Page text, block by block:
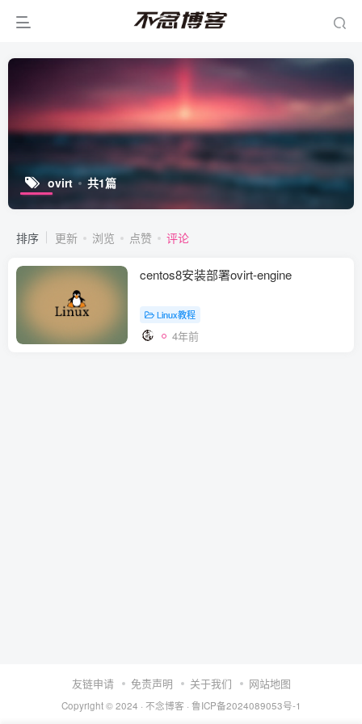
ovirt 共1篇
排序 更新 浏览 点赞 评论
centos8安装部署ovirt-engine
Linux教程
4年前
友链申请 免责声明 关于我们 网站地图
Copyright © 2024 · 不念博客 · 鲁ICP备2024089053号-1